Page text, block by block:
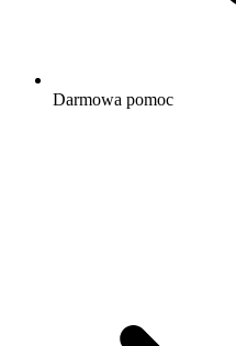
Darmowa pomoc